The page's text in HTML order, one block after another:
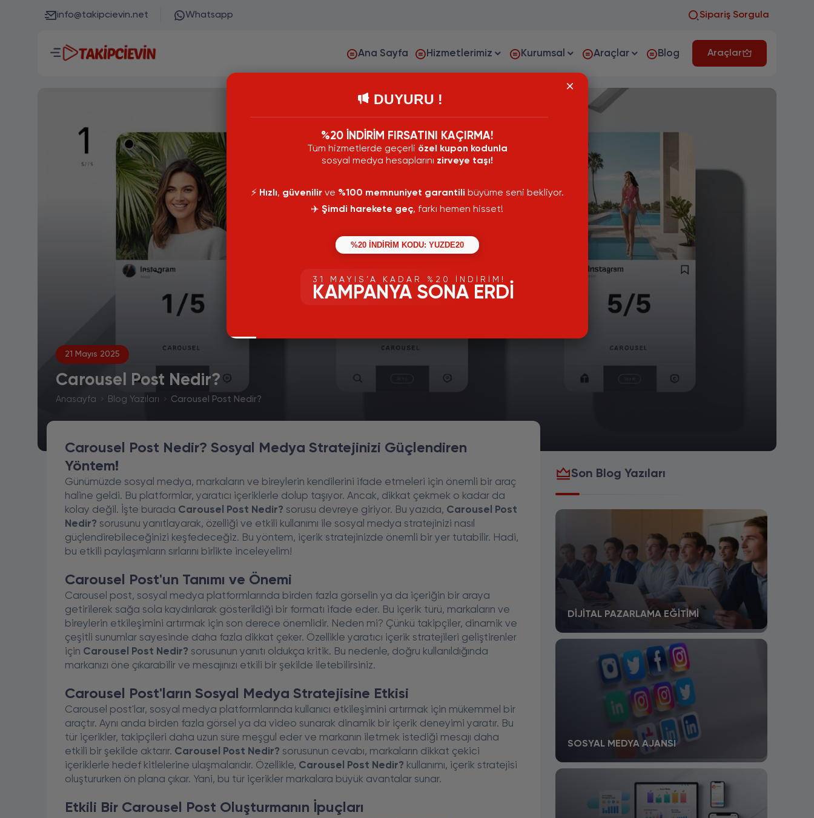
info@takipcievin.net Whatsapp Sipariş Sorgula
Ana Sayfa Hizmetlerimiz Kurumsal Araçlar Blog Araçlar
21 Mayıs 2025
Carousel Post Nedir?
Anasayfa Blog Yazıları Carousel Post Nedir?
Carousel Post Nedir? Sosyal Medya Stratejinizi Güçlendiren
Yöntem!
Günümüzde sosyal medya, markaların ve bireylerin kendilerini ifade etmeleri için önemli bir araç
haline geldi. Bu platformlar, yaratıcı içeriklerle dolup taşıyor. Ancak, dikkat çekmek o kadar da
kolay değil. İşte burada Carousel Post Nedir? sorusu devreye giriyor. Bu yazıda, Carousel Post
Nedir? sorusunu yanıtlayarak, özelliği ve etkili kullanımı ile sosyal medya stratejinizi nasıl
güçlendirebileceğinizi keşfedeceğiz. Bu yöntem, içerik stratejinizde önemli bir yer tutabilir. Hadi,
bu etkili paylaşımların sırlarını birlikte inceleyelim!
Carousel Post'un Tanımı ve Önemi
Carousel post, sosyal medya platformlarında birden fazla görselin ya da içeriğin bir araya
getirilerek sağa sola kaydırılarak gösterildiği bir formatı ifade eder. Bu içerik türü, markaların ve
bireylerin etkileşimini artırmak için son derece önemlidir. Neden mi? Çünkü takipçiler, dinamik ve
çeşitli sunumlar sayesinde daha fazla dikkat çeker. Özellikle yaratıcı içerik stratejileri geliştirenler
için Carousel Post Nedir? sorusunun yanıtı oldukça kritik. Bu nedenle, doğru kullanıldığında
markanızı öne çıkarabilir ve mesajınızı etkili bir şekilde iletebilirsiniz.
Carousel Post'ların Sosyal Medya Stratejisine Etkisi
Carousel post'lar, sosyal medya platformlarında kullanıcı etkileşimini artırmak için mükemmel bir
araçtır. Aynı anda birden fazla görsel ya da video sunarak dinamik bir içerik deneyimi yaratır. Bu
tür içerikler, takipçileri daha uzun süre meşgul eder ve markanın iletmek istediği mesajı daha
etkili bir şekilde aktarır. Carousel Post Nedir? sorusunun cevabı, markaların dikkat çekici
içeriklerle hedef kitlelerine ulaşmalarıdır. Özellikle, Carousel Post Nedir? kullanımı, içerik stratejisi
oluştururken ön plana çıkar. Yani, bu tür içerikler markalara büyük avantalar sunar.
Etkili Bir Carousel Post Oluşturmanın İpuçları
Son Blog Yazıları
DIJITAL PAZARLAMA EĞITIMI
SOSYAL MEDYA AJANSI
DUYURU !
%20 İNDİRİM FIRSATINI KAÇIRMA!
Tüm hizmetlerde geçerli özel kupon kodunla
sosyal medya hesaplarını zirveye taşı!
⚡️ Hızlı, güvenilirve %100 memnuniyet garantili büyüme seni bekliyor.
✈️ Şimdi harekete geç, farkı hemen hisset!
%20 İNDİRİM KODU: YUZDE20
31 MAYIS’A KADAR %20 İNDIRIM!
KAMPANYA SONA ERDI